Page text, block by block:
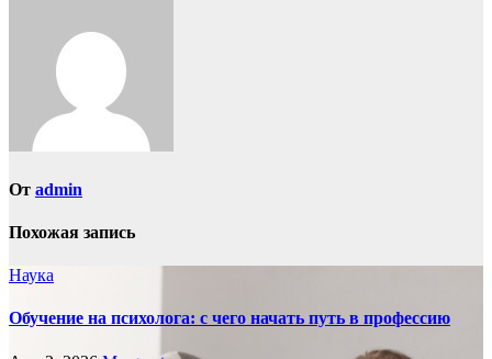
От admin
Похожая запись
Наука
Обучение на психолога: с чего начать путь в профессию